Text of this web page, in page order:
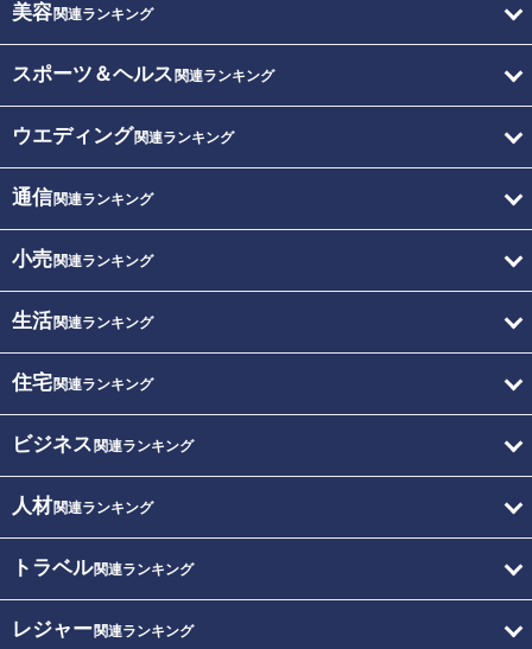
美容関連ランキング
スポーツ＆ヘルス 関連ランキング
ウエディング関連ランキング
通信関連ランキング
小売関連ランキング
生活関連ランキング
住宅関連ランキング
ビジネス 関連ランキング
人材関連ランキング
トラベル関連ランキング
レジャー関連ランキング